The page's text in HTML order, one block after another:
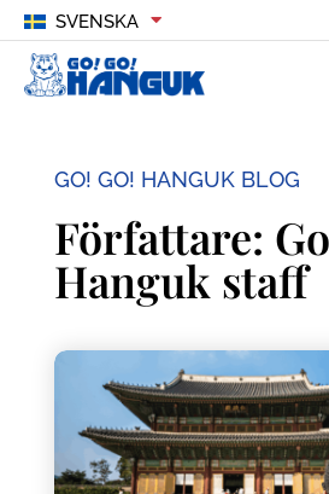
SVENSKA
GO! GO! HANGUK BLOG
Författare:
Hanguk staff